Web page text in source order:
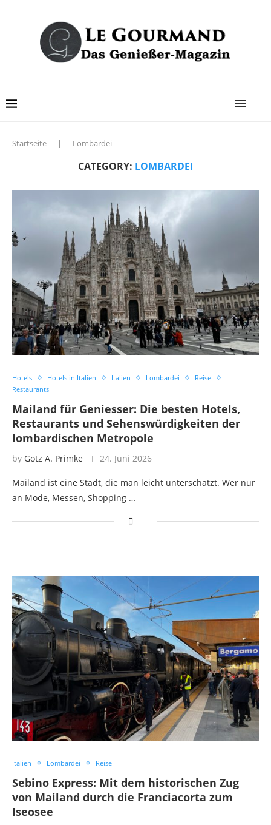
Startseite | Lombardei
CATEGORY: LOMBARDEI
Hotels Hotels in Italien Italien Lombardei
Reise
Restaurants
Mailand für Geniesser: Die besten Hotels,
Restaurants und Sehenswürdigkeiten der
lombardischen Metropole
by Götz A. Primke 24. Juni 2026
Mailand ist eine Stadt, die man leicht unterschätzt. Wer nur
an Mode, Messen, Shopping …
Italien Lombardei Reise
Sebino Express: Mit dem historischen Zug
von Mailand durch die Franciacorta zum
Iseosee